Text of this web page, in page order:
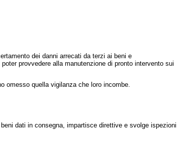
dei danni arrecati da terzi ai beni e
provvedere alla manutenzione di pronto intervento sui
omesso quella vigilanza che loro incombe.
dati in consegna, impartisce direttive e svolge ispezioni